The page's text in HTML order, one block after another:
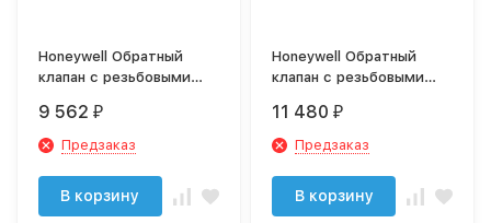
Honeywell Обратный
клапан с резьбовыми
9 562 ₽
Предзаказ
В корзину
Honeywell Обратный
клапан с резьбовыми
11 480 ₽
Предзаказ
В корзину